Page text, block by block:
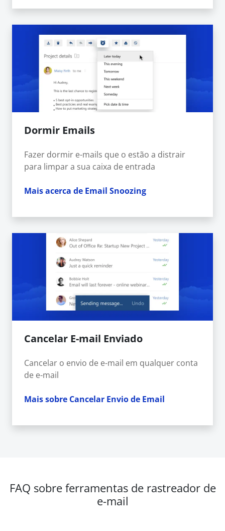
Dormir Emails
Fazer dormir e-mails que o estão a distrair
para limpar a sua caixa de entrada
Mais acerca de Email Snoozing
Cancelar E-mail Enviado
Cancelar o envio de e-mail em qualquer conta
de e-mail
Mais sobre Cancelar Envio de Email
FAQ sobre ferramentas de rastreador de
e-mail